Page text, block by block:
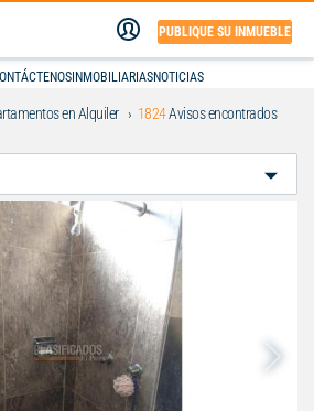
PUBLIQUE SU INMUEBLE
INMOBILIARIASNOTICIAS
en Alquiler 1824Avisos encontrados